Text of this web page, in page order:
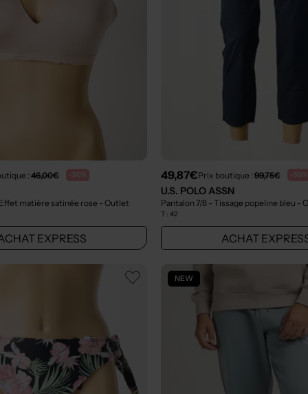
:46,00€ -50%
matière satinée rose - Outlet
EXPRESS
49,87€Prix boutique : 99,75€ -50%
U.S. POLO ASSN
Pantalon 7/8 - Tissage popeline bleu -
T : 42
ACHAT
NEW